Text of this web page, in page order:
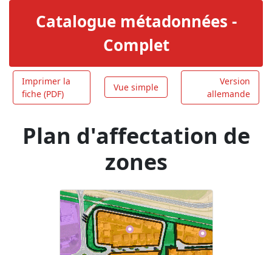
Catalogue métadonnées -
Complet
Imprimer la
fiche (PDF)
Vue simple
Version
allemande
Plan d'affectation de
zones